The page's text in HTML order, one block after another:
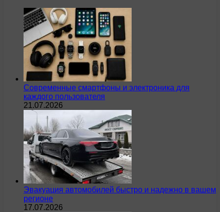
Современные смартфоны и электроника для
каждого пользователя
21.07.2026
Эвакуация автомобилей быстро и надежно в вашем
регионе
17.07.2026